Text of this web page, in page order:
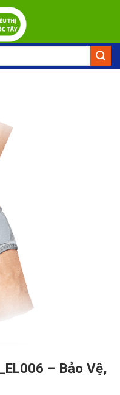
– Bảo Vệ,